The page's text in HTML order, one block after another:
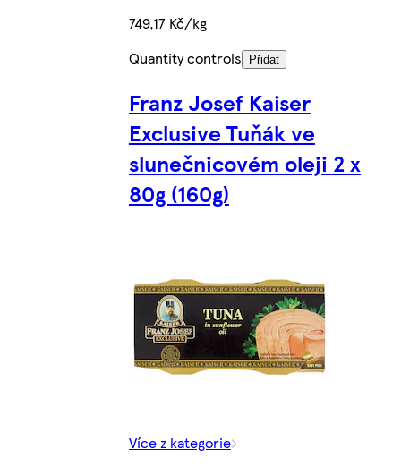
749,17 Kč/kg
Quantity controls
Přidat
Franz Josef Kaiser
Exclusive Tuňák ve
slunečnicovém oleji 2 x
80g (160g)
Více z kategorie